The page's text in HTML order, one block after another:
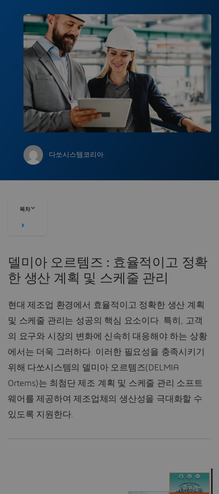
다쏘시스템코리아
목차
델미아 오르템즈 : 효율적이고 정확
한 생산 계획 및 스케줄 관리
현대 제조업 환경에서 효율적이고 정확한 생산 계획
및 스케줄 관리는 성공의 핵심 요소이다. 특히, 고객
의 요구와 시장의 변화에 신속히 대응해야 하는 상황
에서는 더욱 그러하다. 이러한 필요성을 충족시키기
위해 다쏘시스템의 델미아 오르템즈(DELMIA
Ortems)는 최첨단 제조 계획 및 스케줄 관리 소프트
웨어를 제공하여 제조업체의 생산성을 극대화할 수
있도록 지원한다.